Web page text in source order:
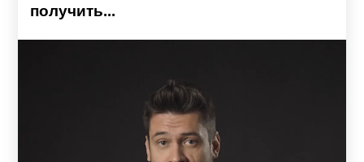
получить...